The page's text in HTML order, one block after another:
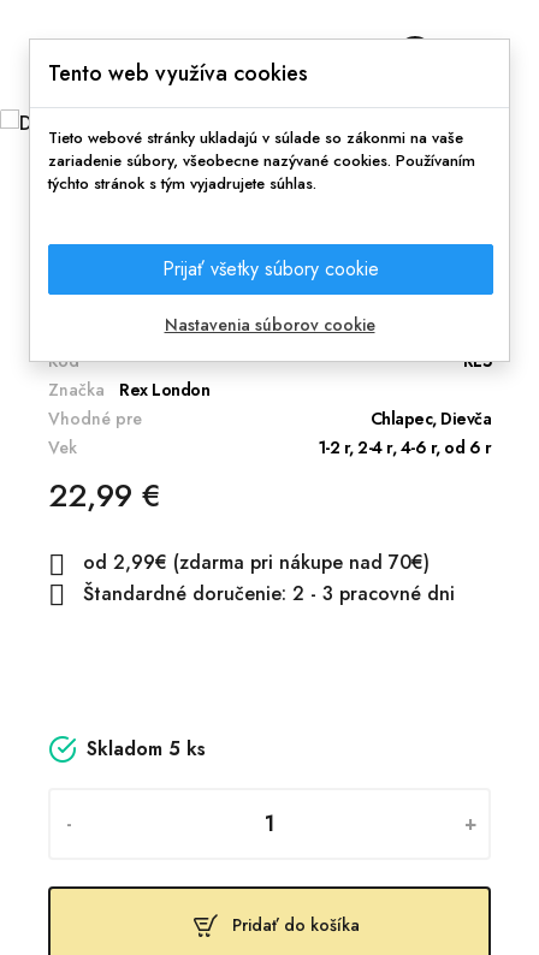
Domov Doplnky Ruksaky, ľadvinky a kabelky
Detský ruksak Myšky
Štýlový a funkčný ruksačik pre Vášho drobca.
Kód
RL5
Značka
Rex London
Vhodné pre
Chlapec, Dievča
Vek
1-2 r, 2-4 r, 4-6 r, od 6 r
22,99 €
 od 2,99€ (zdarma pri nákupe nad 70€)
 Štandardné doručenie: 2 - 3 pracovné dni
Skladom 5 ks
- +
Pridať do košíka
Tento web využíva cookies
Tieto webové stránky ukladajú v súlade so zákonmi na vaše
zariadenie súbory, všeobecne nazývané cookies. Používaním
týchto stránok s tým vyjadrujete súhlas.
Prijať všetky súbory cookie
Nastavenia súborov cookie